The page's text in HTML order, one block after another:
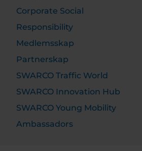
Corporate Social
Responsibility
Medlemsskap
Partnerskap
SWARCO Traffic World
SWARCO Innovation Hub
SWARCO Young Mobility
Ambassadors